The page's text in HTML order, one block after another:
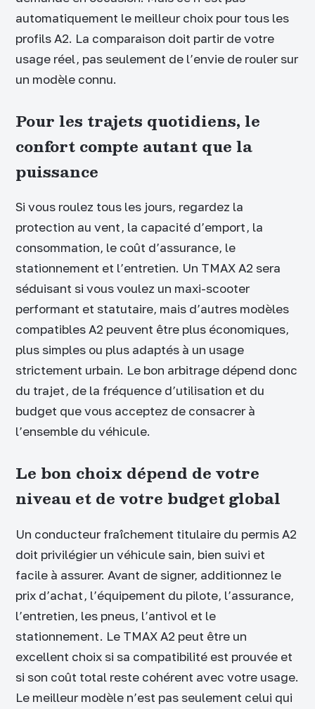
automatiquement le meilleur choix pour tous les
profils A2. La comparaison doit partir de votre
usage réel, pas seulement de l’envie de rouler sur
un modèle connu.
Pour les trajets quotidiens, le
confort compte autant que la
puissance
Si vous roulez tous les jours, regardez la
protection au vent, la capacité d’emport, la
consommation, le coût d’assurance, le
stationnement et l’entretien. Un TMAX A2 sera
séduisant si vous voulez un maxi-scooter
performant et statutaire, mais d’autres modèles
compatibles A2 peuvent être plus économiques,
plus simples ou plus adaptés à un usage
strictement urbain. Le bon arbitrage dépend donc
du trajet, de la fréquence d’utilisation et du
budget que vous acceptez de consacrer à
l’ensemble du véhicule.
Le bon choix dépend de votre
niveau et de votre budget global
Un conducteur fraîchement titulaire du permis A2
doit privilégier un véhicule sain, bien suivi et
facile à assurer. Avant de signer, additionnez le
prix d’achat, l’équipement du pilote, l’assurance,
l’entretien, les pneus, l’antivol et le
stationnement. Le TMAX A2 peut être un
excellent choix si sa compatibilité est prouvée et
si son coût total reste cohérent avec votre usage.
Le meilleur modèle n’est pas seulement celui qui